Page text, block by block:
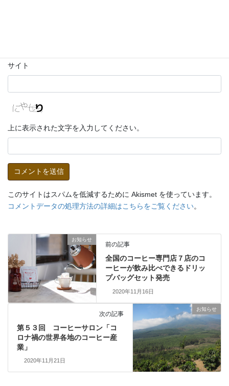
サイト
上に表示された文字を入力してください。
このサイトはスパムを低減するために Akismet を使っています。
コメントデータの処理方法の詳細はこちらをご覧ください。
お知らせ
前の記事
全国のコーヒー専門店７店のコ
ーヒーが飲み比べできるドリッ
プバッグセット発売
2020年11月16日
お知らせ
次の記事
第５３回 コーヒーサロン「コ
ロナ禍の世界各地のコーヒー産
業」
2020年11月21日